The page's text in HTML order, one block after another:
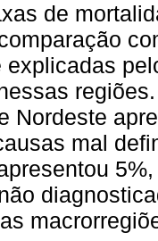
de
explicadas
Nordeste
mal